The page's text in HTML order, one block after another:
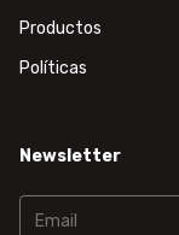
Productos
Políticas
Newsletter